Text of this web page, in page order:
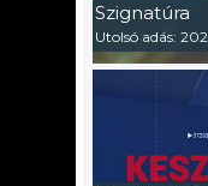
Szignatúra
Utolsó adás: